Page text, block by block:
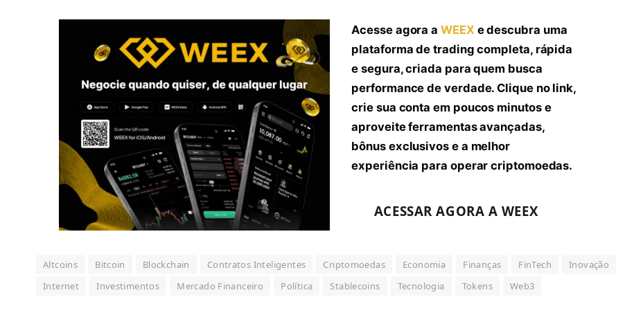
Acesse agora aWEEX e descubra uma
plataforma de trading completa, rápida
e segura, criada para quem busca
performance de verdade. Clique no link,
crie sua conta em poucos minutos e
aproveite ferramentas avançadas,
bônus exclusivos e a melhor
experiência para operar criptomoedas.
ACESSAR AGORA A WEEX
Altcoins Bitcoin Blockchain Contratos Inteligentes Criptomoedas Economia Finanças FinTech
Inovação
Internet
Investimentos Mercado Financeiro Política Stablecoins Tecnologia Tokens Web3